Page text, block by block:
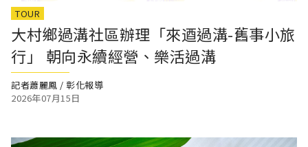
TOUR
大村鄉過溝社區辦理「來逎過溝-舊事小旅
行」 朝向永續經營、樂活過溝
記者蕭麗鳳 / 彰化報導
2026年07月15日